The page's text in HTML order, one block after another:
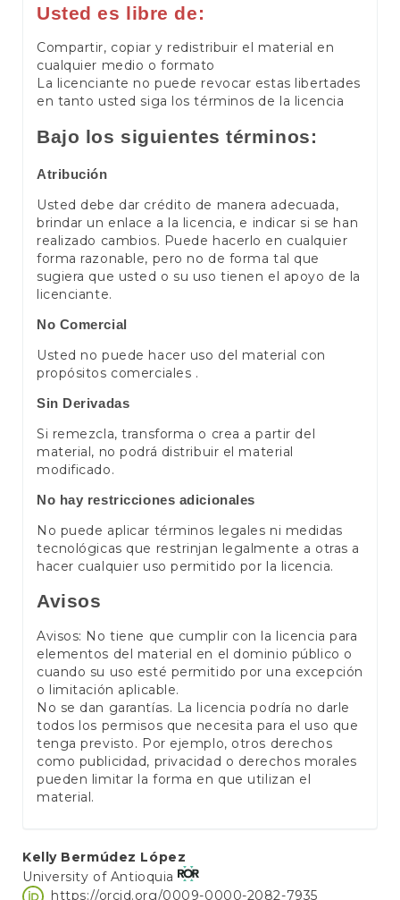
Usted es libre de:
Compartir, copiar y redistribuir el material en
cualquier medio o formato
La licenciante no puede revocar estas libertades
en tanto usted siga los términos de la licencia
Bajo los siguientes términos:
Atribución
Usted debe dar crédito de manera adecuada,
brindar un enlace a la licencia, e indicar si se han
realizado cambios. Puede hacerlo en cualquier
forma razonable, pero no de forma tal que
sugiera que usted o su uso tienen el apoyo de la
licenciante.
No Comercial
Usted no puede hacer uso del material con
propósitos comerciales .
Sin Derivadas
Si remezcla, transforma o crea a partir del
material, no podrá distribuir el material
modificado.
No hay restricciones adicionales
No puede aplicar términos legales ni medidas
tecnológicas que restrinjan legalmente a otras a
hacer cualquier uso permitido por la licencia.
Avisos
Avisos: No tiene que cumplir con la licencia para
elementos del material en el dominio público o
cuando su uso esté permitido por una excepción
o limitación aplicable.
No se dan garantías. La licencia podría no darle
todos los permisos que necesita para el uso que
tenga previsto. Por ejemplo, otros derechos
como publicidad, privacidad o derechos morales
pueden limitar la forma en que utilizan el
material.
Main
Article
Kelly Bermúdez López
University of Antioquia
https://orcid.org/0009-0000-2082-7935